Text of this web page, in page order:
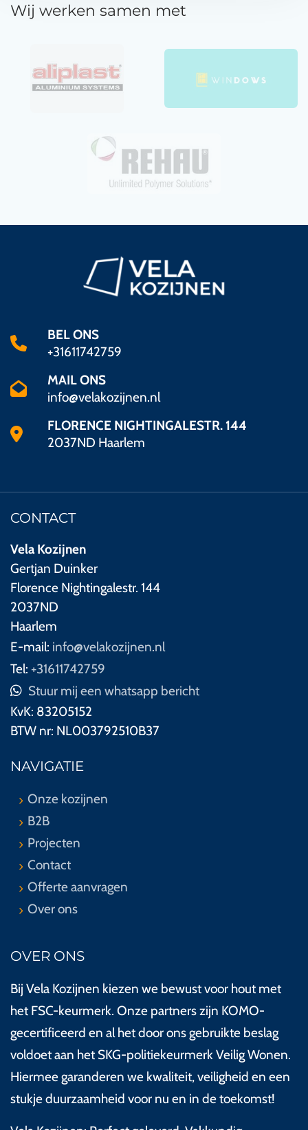
Wij werken samen met
BEL ONS
+31611742759
MAIL ONS
info@velakozijnen.nl
FLORENCE NIGHTINGALESTR. 144
2037ND Haarlem
CONTACT
Vela Kozijnen
Gertjan Duinker
Florence Nightingalestr. 144
2037ND
Haarlem
E-mail: info@velakozijnen.nl
Tel: +31611742759
Stuur mij een whatsapp bericht
KvK: 83205152
BTW nr: NL003792510B37
NAVIGATIE
Onze kozijnen
B2B
Projecten
Contact
Offerte aanvragen
Over ons
OVER ONS
Bij Vela Kozijnen kiezen we bewust voor hout met
het FSC-keurmerk. Onze partners zijn KOMO-
gecertificeerd en al het door ons gebruikte beslag
voldoet aan het SKG-politiekeurmerk Veilig Wonen.
Hiermee garanderen we kwaliteit, veiligheid en een
stukje duurzaamheid voor nu en in de toekomst!